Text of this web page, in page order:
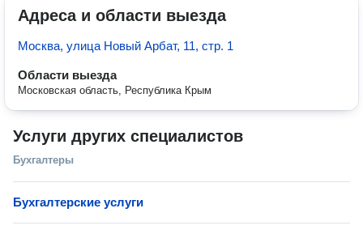
Адреса и области выезда
Москва, улица Новый Арбат, 11, стр. 1
Области выезда
Московская область, Республика Крым
Услуги других специалистов
Бухгалтеры
Бухгалтерские услуги